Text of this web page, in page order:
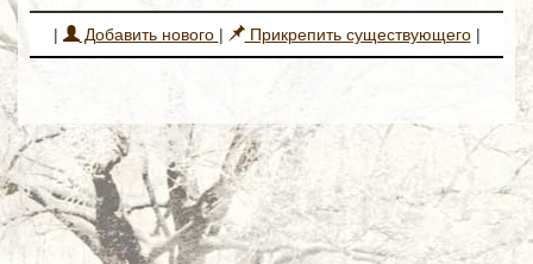
| Добавить нового | Прикрепить существующего|